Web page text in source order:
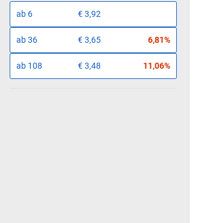
ab 6 € 3,92
ab36 € 3,65 6,81%
ab 108 € 3,48 11,06%